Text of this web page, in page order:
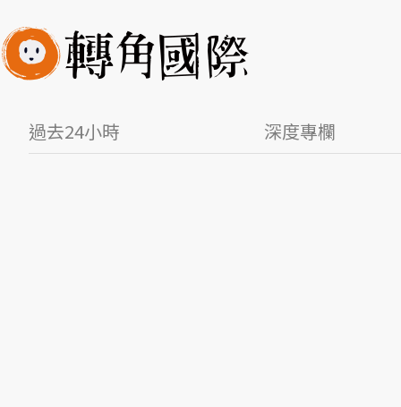
過去24小時 深度專欄